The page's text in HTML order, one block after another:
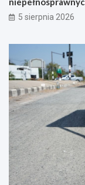
5 sierpnia 2026